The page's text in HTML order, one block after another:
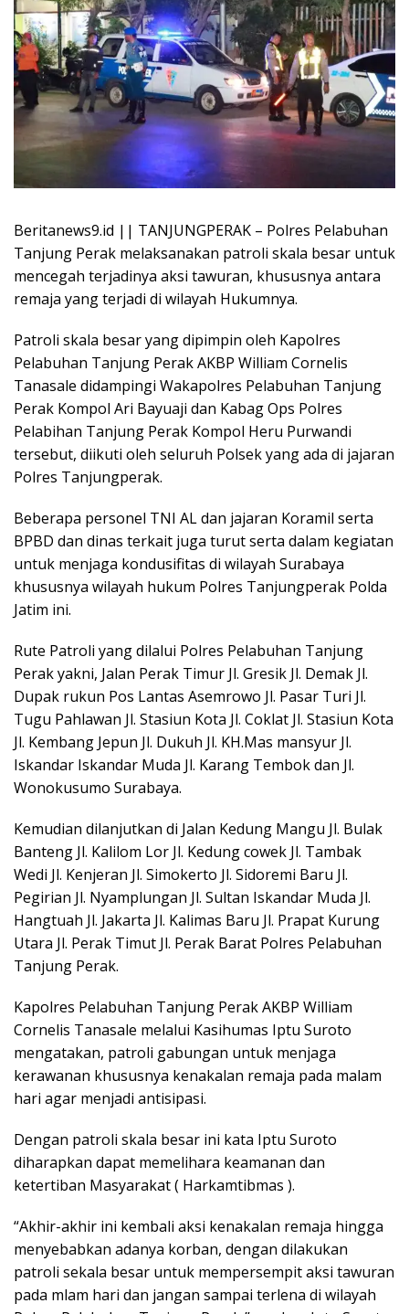
Beritanews9.id || TANJUNGPERAK – Polres Pelabuhan
Tanjung Perak melaksanakan patroli skala besar untuk
mencegah terjadinya aksi tawuran, khususnya antara
remaja yang terjadi di wilayah Hukumnya.
Patroli skala besar yang dipimpin oleh Kapolres
Pelabuhan Tanjung Perak AKBP William Cornelis
Tanasale didampingi Wakapolres Pelabuhan Tanjung
Perak Kompol Ari Bayuaji dan Kabag Ops Polres
Pelabihan Tanjung Perak Kompol Heru Purwandi
tersebut, diikuti oleh seluruh Polsek yang ada di jajaran
Polres Tanjungperak.
Beberapa personel TNI AL dan jajaran Koramil serta
BPBD dan dinas terkait juga turut serta dalam kegiatan
untuk menjaga kondusifitas di wilayah Surabaya
khususnya wilayah hukum Polres Tanjungperak Polda
Jatim ini.
Rute Patroli yang dilalui Polres Pelabuhan Tanjung
Perak yakni, Jalan Perak Timur Jl. Gresik Jl. Demak Jl.
Dupak rukun Pos Lantas Asemrowo Jl. Pasar Turi Jl.
Tugu Pahlawan Jl. Stasiun Kota Jl. Coklat Jl. Stasiun Kota
Jl. Kembang Jepun Jl. Dukuh Jl. KH.Mas mansyur Jl.
Iskandar Iskandar Muda Jl. Karang Tembok dan Jl.
Wonokusumo Surabaya.
Kemudian dilanjutkan di Jalan Kedung Mangu Jl. Bulak
Banteng Jl. Kalilom Lor Jl. Kedung cowek Jl. Tambak
Wedi Jl. Kenjeran Jl. Simokerto Jl. Sidoremi Baru Jl.
Pegirian Jl. Nyamplungan Jl. Sultan Iskandar Muda Jl.
Hangtuah Jl. Jakarta Jl. Kalimas Baru Jl. Prapat Kurung
Utara Jl. Perak Timut Jl. Perak Barat Polres Pelabuhan
Tanjung Perak.
Kapolres Pelabuhan Tanjung Perak AKBP William
Cornelis Tanasale melalui Kasihumas Iptu Suroto
mengatakan, patroli gabungan untuk menjaga
kerawanan khususnya kenakalan remaja pada malam
hari agar menjadi antisipasi.
Dengan patroli skala besar ini kata Iptu Suroto
diharapkan dapat memelihara keamanan dan
ketertiban Masyarakat ( Harkamtibmas ).
“Akhir-akhir ini kembali aksi kenakalan remaja hingga
menyebabkan adanya korban, dengan dilakukan
patroli sekala besar untuk mempersempit aksi tawuran
pada mlam hari dan jangan sampai terlena di wilayah